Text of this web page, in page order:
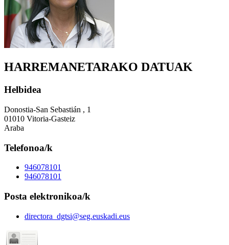
HARREMANETARAKO DATUAK
Helbidea
Donostia-San Sebastián , 1
01010 Vitoria-Gasteiz
Araba
Telefonoa/k
946078101
946078101
Posta elektronikoa/k
directora_dgtsi@seg.euskadi.eus